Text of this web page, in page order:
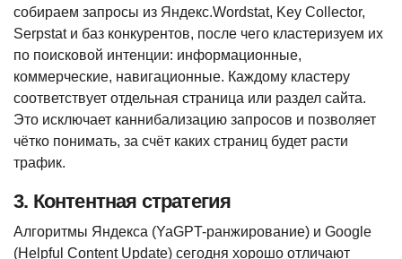
собираем запросы из Яндекс.Wordstat, Key Collector,
Serpstat и баз конкурентов, после чего кластеризуем их
по поисковой интенции: информационные,
коммерческие, навигационные. Каждому кластеру
соответствует отдельная страница или раздел сайта.
Это исключает каннибализацию запросов и позволяет
чётко понимать, за счёт каких страниц будет расти
трафик.
3. Контентная стратегия
Алгоритмы Яндекса (YaGPT-ранжирование) и Google
(Helpful Content Update) сегодня хорошо отличают